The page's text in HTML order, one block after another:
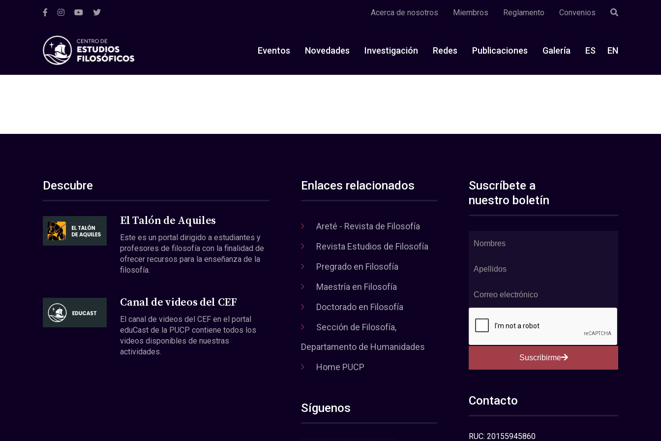
Acerca de nosotros Miembros Reglamento Convenios
Eventos Novedades Investigación Redes Publicaciones Galería ES EN
Descubre
El Talón de Aquiles
Este es un portal dirigido a estudiantes y
profesores de filosofía con la finalidad de
ofrecer recursos para la enseñanza de la
filosofía.
Canal de videos del CEF
El canal de videos del CEF en el portal
eduCast de la PUCP contiene todos los
videos disponibles de nuestras
actividades.
Enlaces relacionados
Areté - Revista de Filosofía
Revista Estudios de Filosofía
Pregrado en Filosofía
Maestría en Filosofía
Doctorado en Filosofía
Sección de Filosofía,
Departamento de Humanidades
Home PUCP
Síguenos
Suscríbete a
nuestro boletín
Suscribirme
Contacto
RUC: 20155945860